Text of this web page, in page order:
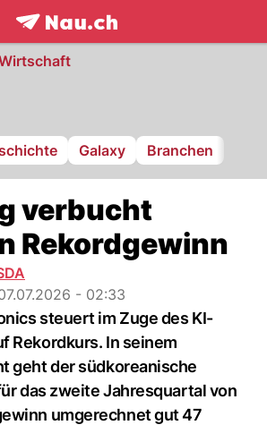
frontpage.NAU.ch
Galaxy Branchen
verbucht
Rekordgewinn
- 02:33
steuert im Zuge des KI-
Rekordkurs. In seinem
geht der südkoreanische
das zweite Jahresquartal von
umgerechnet gut 47